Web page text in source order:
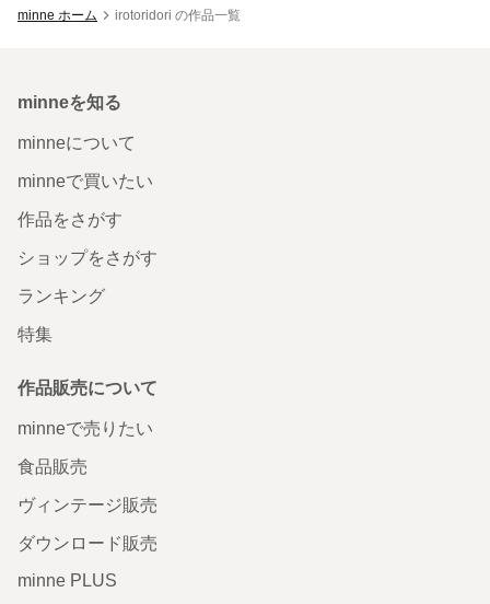
minne ホーム irotoridori の作品一覧
minneを知る
minneについて
minneで買いたい
作品をさがす
ショップをさがす
ランキング
特集
作品販売について
minneで売りたい
食品販売
ヴィンテージ販売
ダウンロード販売
minne PLUS